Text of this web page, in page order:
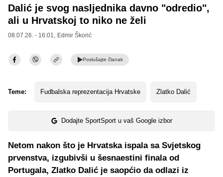
Dalić je svog nasljednika davno "odredio",
ali u Hrvatskoj to niko ne želi
08.07.26. - 16:01, Edmir Škorić
Poslušajte članak
Teme: Fudbalska reprezentacija Hrvatske Zlatko Dalić
Dodajte SportSport u vaš Google izbor
Netom nakon što je Hrvatska ispala sa Svjetskog
prvenstva, izgubivši u šesnaestini finala od
Portugala, Zlatko Dalić je saopćio da odlazi iz